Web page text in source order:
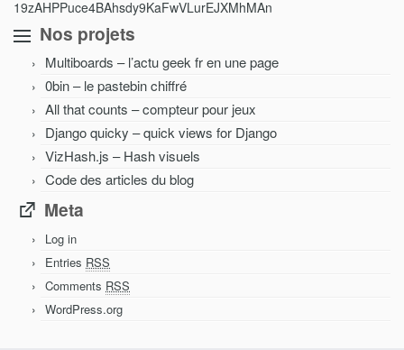
19zAHPPuce4BAhsdy9KaFwVLurEJXMhMAn
Nos projets
Multiboards – l’actu geek fr en une page
0bin – le pastebin chiffré
All that counts – compteur pour jeux
Django quicky – quick views for Django
VizHash.js – Hash visuels
Code des articles du blog
Meta
Log in
Entries RSS
Comments RSS
WordPress.org